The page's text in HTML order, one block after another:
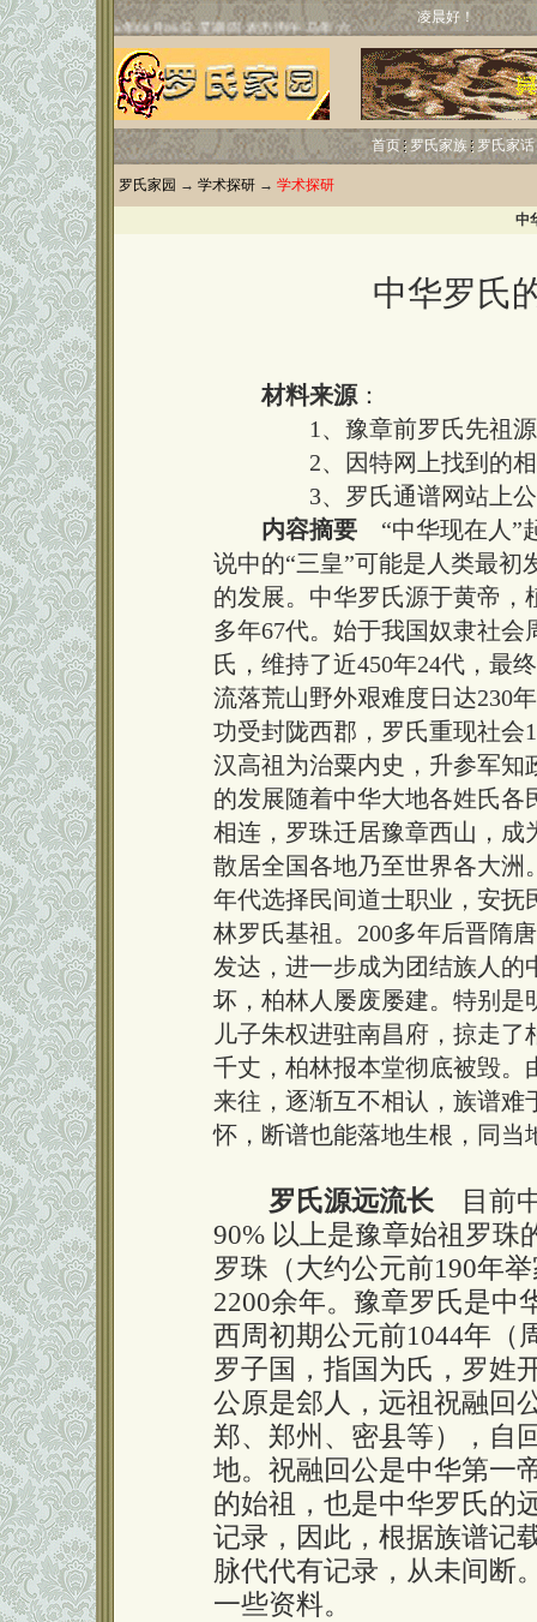
凌晨好！
首页 罗氏家族 罗氏家话
罗氏家园 → 学术探研 → 学术探研
中
中华罗氏
材料来源 ：
1、豫章前罗氏先祖源流
2、因特网上找到的相
3、罗氏通谱网站上公
内容摘要 “中华现在人”
说中的“三皇”可能是人类最初
的发展。中华罗氏源于黄帝，
多年67代。始于我国奴隶社
氏，维持了近450年24代，最
流落荒山野外艰难度日达230
功受封陇西郡，罗氏重现社会
汉高祖为治粟内史，升参军知
的发展随着中华大地各姓氏
相连，罗珠迁居豫章西山，成
散居全国各地乃至世界各大洲
年代选择民间道士职业，安抚
林罗氏基祖。200多年后晋隋
发达，进一步成为团结族人
坏，柏林人屡废屡建。特别是
儿子朱权进驻南昌府，掠走
千丈，柏林报本堂彻底被毁。
来往，逐渐互不相认，族谱
怀，断谱也能落地生根，同当
罗氏源远流长目前中
90% 以上是豫章始祖罗珠
罗珠（大约公元前190年
2200余年。豫章罗氏是中
西周初期公元前1044年（
罗子国，指国为氏，罗姓
公原是郐人，远祖祝融回
郑、郑州、密县等），自
地。祝融回公是中华第一
的始祖，也是中华罗氏的
记录，因此，根据族谱记
脉代代有记录，从未间断
一些资料。